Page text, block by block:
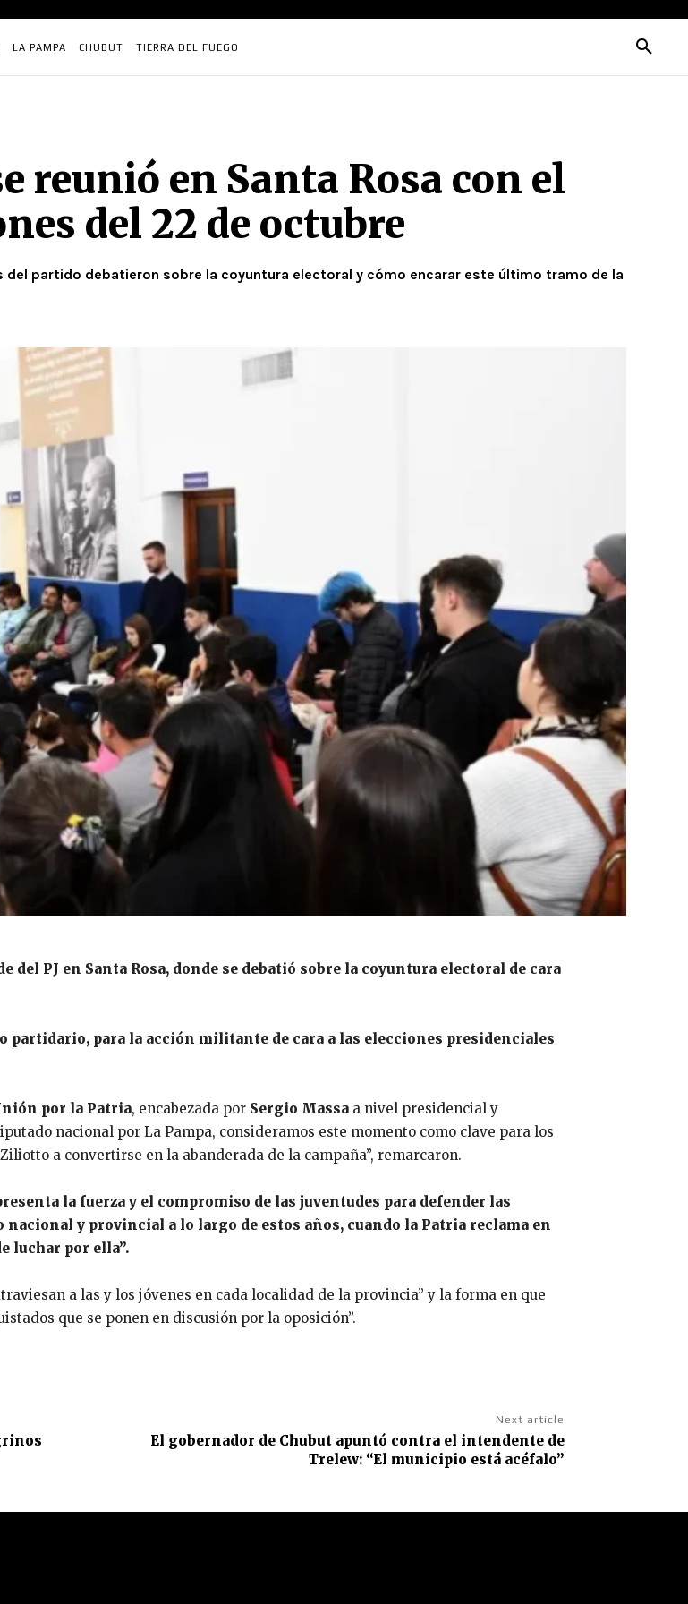
LA PAMPA CHUBUT TIERRA DEL FUEGO
reunió en Santa Rosa con el
del 22 de octubre
del partido debatieron sobre la coyuntura electoral y cómo encarar este último tramo de la
del PJ en Santa Rosa, donde se debatió sobre la coyuntura electoral de cara
partidario, para la acción militante de cara a las elecciones presidenciales
por la Patria, encabezada por Sergio Massa a nivel presidencial y
nacional por La Pampa, consideramos este momento como clave para los
a convertirse en la abanderada de la campaña”, remarcaron.
la fuerza y el compromiso de las juventudes para defender las
y provincial a lo largo de estos años, cuando la Patria reclama en
luchar por ella”.
a las y los jóvenes en cada localidad de la provincia” y la forma en que
que se ponen en discusión por la oposición”.
Next article
El gobernador de Chubut apuntó contra el intendente de
Trelew: “El municipio está acéfalo”